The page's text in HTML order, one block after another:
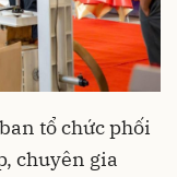
tổ chức phối
chuyên gia